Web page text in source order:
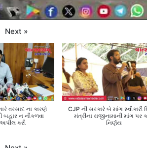
Next »
વરસાદ ના કારણે
બહાર ન નીકળવા
કરી
CJP ની સરકારે બે માંગ સ્વીકારી
મંત્રીના રાજીનામાની માંગ પર
નિર્ણય